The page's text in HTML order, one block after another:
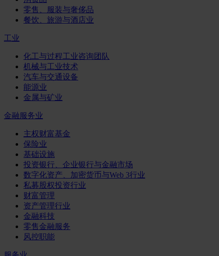
零售、服装与奢侈品
餐饮、旅游与酒店业
工业
化工与过程工业咨询团队
机械与工业技术
汽车与交通设备
能源业
金属与矿业
金融服务业
主权财富基金
保险业
基础设施
投资银行、企业银行与金融市场
数字化资产、加密货币与Web 3行业
私募股权投资行业
财富管理
资产管理行业
金融科技
零售金融服务
风控职能